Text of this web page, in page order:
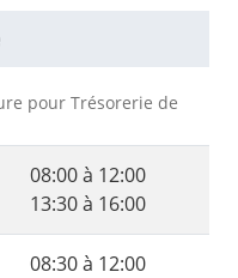
pour Trésorerie de
08:00 à 12:00
13:30 à 16:00
08:30 à 12:00